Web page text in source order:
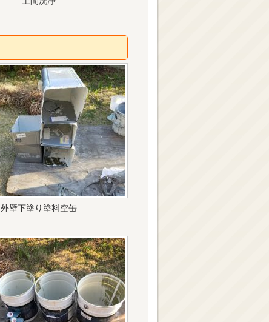
外壁下塗り塗料空缶